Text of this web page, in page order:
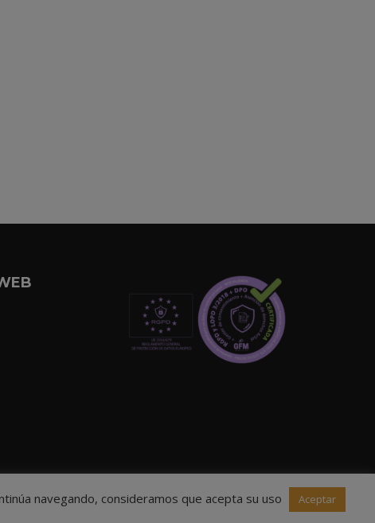
navegando, consideramos que acepta su uso Aceptar